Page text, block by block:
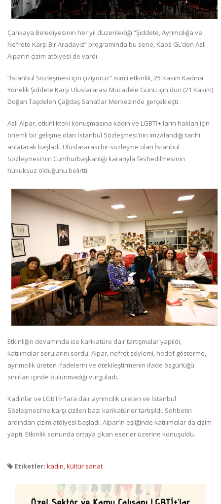
Çankaya Belediyesinin her yıl düzenlediği “Şiddete, Ayrımcılığa ve
Nefrete Karşı Bir Aradayız” programında bu sene, Kaos GL’den Aslı
Alpar’ın çizim atölyesi de vardı.
“İstanbul Sözleşmesi için çiziyoruz” isimli etkinlik, 25 Kasım Kadına
Yönelik Şiddete Karşı Uluslararası Mücadele Günü için dün (21 Kasım)
Doğan Taşdelen Çağdaş Sanatlar Merkezinde gerçekleşti.
Aslı Alpar, etkinlikteki konuşmasına kadın ve LGBTİ+'ların hakları için
önemli bir gelişme olan İstanbul Sözleşmesi’nin imzalandığı tarihi
anlatarak başladı. Uluslararası bir sözleşme olan İstanbul
Sözleşmesi’nin Cumhurbaşkanlığı kararıyla feshedilmesinin
hukuksuz olduğunu belirtti.
Etkinliğin devamında ise karikatüre dair tartışmalar yapıldı,
katılımcılar sorularını sordu. Alpar, nefret söylemi, hedef gösterme,
ayrımcılık üreten ifadelerin ve ötekileştirmenin ifade özgürlüğü
sınırları içinde bulunmadığı vurguladı.
Kadınlar ve LGBTİ+'lara dair ayrımcılık üreten ve İstanbul
Sözleşmesi’ne karşı çizilen bazı karikatürler tartışıldı. Sohbetin
ardından çizim atölyesi başladı. Alpar’ın eşliğinde katılımcılar da çizim
yaptı. Etkinlik sonunda ortaya çıkan eserler üzerine konuşuldu.
Etiketler: kadın,kültür sanat